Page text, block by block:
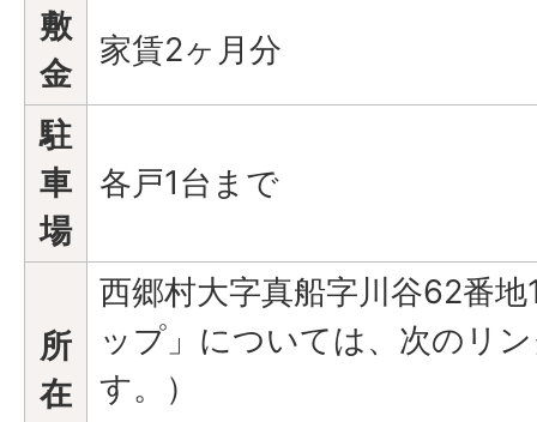
敷
金
家賃2ヶ月分
駐
車
場
各戸1台まで
所
在
西郷村大字真船字川谷62番
ップ」については、次のリ
す。）